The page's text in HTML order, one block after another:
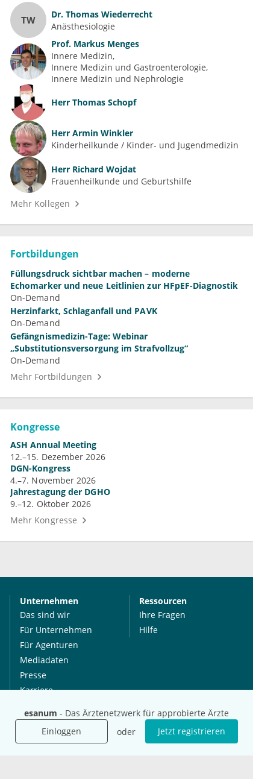
esanum - Das Ärztenetzwerk für approbierte Ärzte
Einloggen
oder Jetzt registrieren
TW Dr. Thomas Wiederrecht
Anästhesiologie
Prof. Markus Menges
Innere Medizin
Innere Medizin und Gastroenterologie
Innere Medizin und Nephrologie
Herr Thomas Schopf
Herr Armin Winkler
Kinderheilkunde / Kinder- und Jugendmedizin
Herr Richard Wojdat
Frauenheilkunde und Geburtshilfe
Mehr Kollegen
Fortbildungen
Füllungsdruck sichtbar machen – moderne
Echomarker und neue Leitlinien zur HFpEF-Diagnostik
On-Demand
Herzinfarkt, Schlaganfall und PAVK
On-Demand
Gefängnismedizin-Tage: Webinar
„Substitutionsversorgung im Strafvollzug“
On-Demand
Mehr Fortbildungen
Kongresse
ASH Annual Meeting
12.–15. Dezember 2026
DGN-Kongress
4.–7. November 2026
Jahrestagung der DGHO
9.–12. Oktober 2026
Mehr Kongresse
Unternehmen
Das sind wir
Für Unternehmen
Für Agenturen
Mediadaten
Presse
Karriere
Ressourcen
Ihre Fragen
Hilfe
International
Social Media